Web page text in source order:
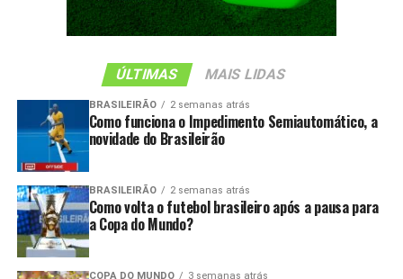
ÚLTIMAS MAIS LIDAS
BRASILEIRÃO 2 semanas atrás
Como funciona o Impedimento Semiautomático, a
novidade do Brasileirão
BRASILEIRÃO 2 semanas atrás
Como volta o futebol brasileiro após a pausa para
a Copa do Mundo?
COPA DO MUNDO 3 semanas atrás